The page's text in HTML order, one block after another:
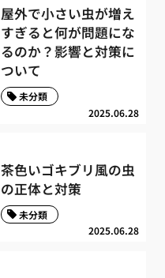
屋外で小さい虫が増え
すぎると何が問題にな
るのか？影響と対策に
ついて
2025.06.28
未分類
茶色いゴキブリ風の虫
の正体と対策
2025.06.28
未分類